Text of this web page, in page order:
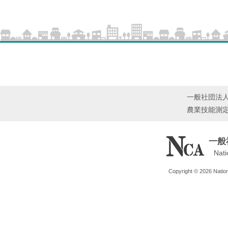
一般社団法
農業技能測
一般
Copyright © 2026